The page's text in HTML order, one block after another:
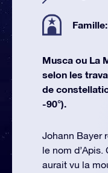
Famille:
Musca ou La
selon les
de
-90°).
Johann Bayer
le nom
aurait vu la